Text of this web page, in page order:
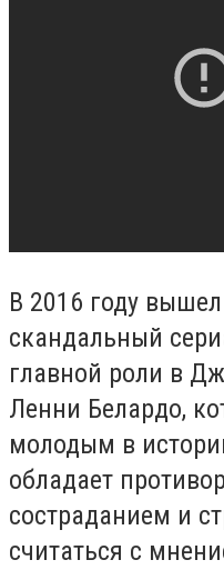
В 2016 году
скандальный
главной роли в
Ленни Белардо,
молодым в
обладает
состраданием и
считаться с